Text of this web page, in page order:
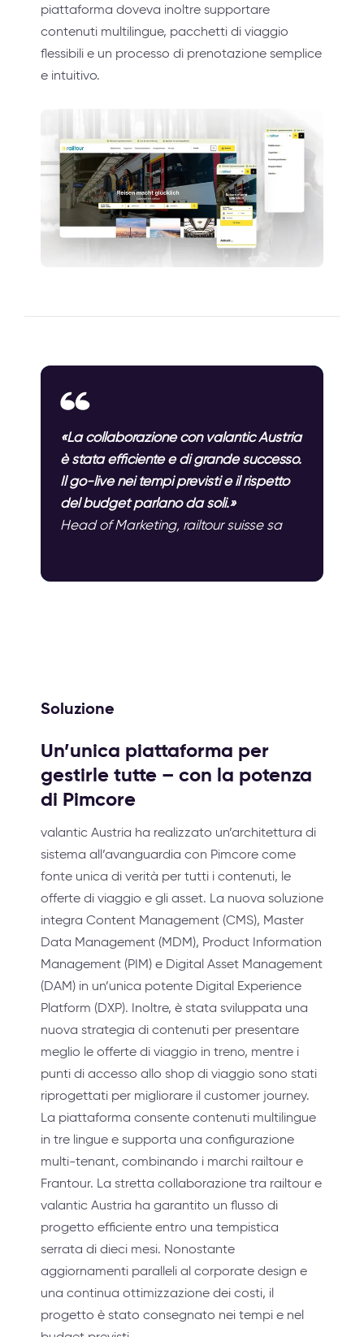
piattaforma doveva inoltre supportare
contenuti multilingue, pacchetti di viaggio
flessibili e un processo di prenotazione semplice
e intuitivo.
«La collaborazione con valantic Austria
è stata efficiente e di grande successo.
Il go-live nei tempi previsti e il rispetto
del budget parlano da soli.»
Head of Marketing, railtour suisse sa
Soluzione
Un’unica piattaforma per
gestirle tutte – con la potenza
di Pimcore
valantic Austria ha realizzato un’architettura di
sistema all’avanguardia con Pimcore come
fonte unica di verità per tutti i contenuti, le
offerte di viaggio e gli asset. La nuova soluzione
integra Content Management (CMS), Master
Data Management (MDM), Product Information
Management (PIM) e Digital Asset Management
(DAM) in un’unica potente Digital Experience
Platform (DXP). Inoltre, è stata sviluppata una
nuova strategia di contenuti per presentare
meglio le offerte di viaggio in treno, mentre i
punti di accesso allo shop di viaggio sono stati
riprogettati per migliorare il customer journey.
La piattaforma consente contenuti multilingue
in tre lingue e supporta una configurazione
multi-tenant, combinando i marchi railtour e
Frantour. La stretta collaborazione tra railtour e
valantic Austria ha garantito un flusso di
progetto efficiente entro una tempistica
serrata di dieci mesi. Nonostante
aggiornamenti paralleli al corporate design e
una continua ottimizzazione dei costi, il
progetto è stato consegnato nei tempi e nel